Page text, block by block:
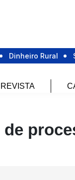
Dinheiro Rural
REVISTA